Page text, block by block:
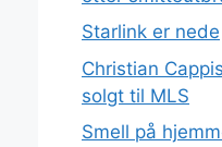
Starlink er nede
Christian
solgt til MLS
Smell på